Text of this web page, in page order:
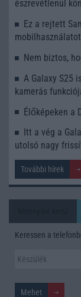
észrevétlenül
Ez a rejtett
Nem biztos,
A Galaxy S25
kamerás
Élőképeken a
Itt a vég a
utolsó nagy
További hírek
Keressen a